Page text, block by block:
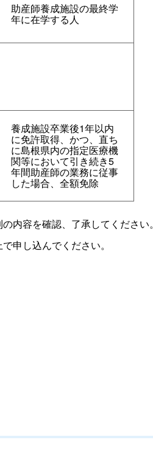
助産師養成施設の最終学
年に在学する人
養成施設卒業後1年以内
に免許取得、かつ、直ち
に島根県内の指定医療機
関等において引き続き5
年間助産師の業務に従事
した場合、全額免除
内容を確認、了承してください。
申し込んでください。